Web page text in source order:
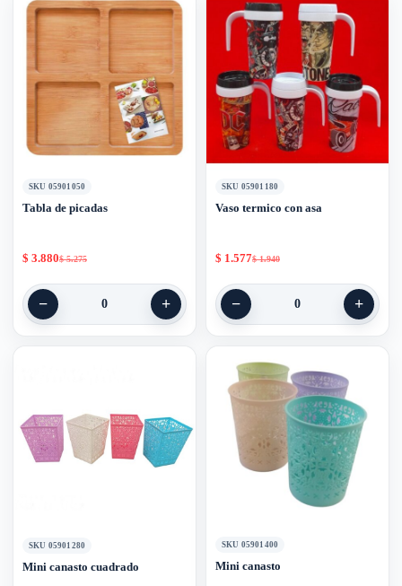
SKU 05901050
Tabla de picadas
$5.275
$ 3.880
− 0 +
SKU 05901180
Vaso termico con asa
$1.940
$ 1.577
− 0 +
SKU 05901280
Mini canasto cuadrado
SKU 05901400
Mini canasto